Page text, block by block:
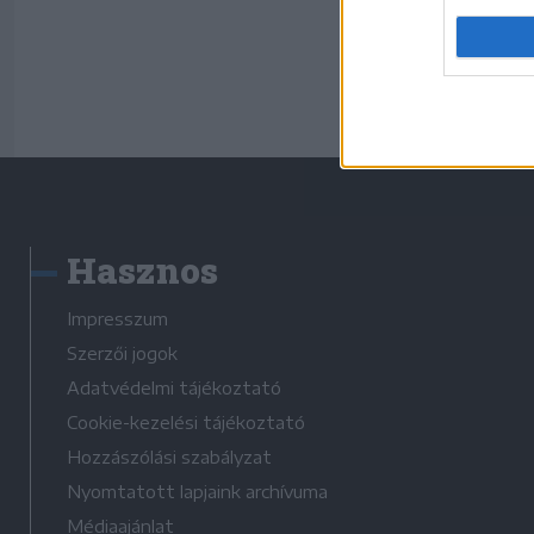
Hasznos
Impresszum
Szerzői jogok
Adatvédelmi tájékoztató
Cookie-kezelési tájékoztató
Hozzászólási szabályzat
Nyomtatott lapjaink archívuma
Médiaajánlat